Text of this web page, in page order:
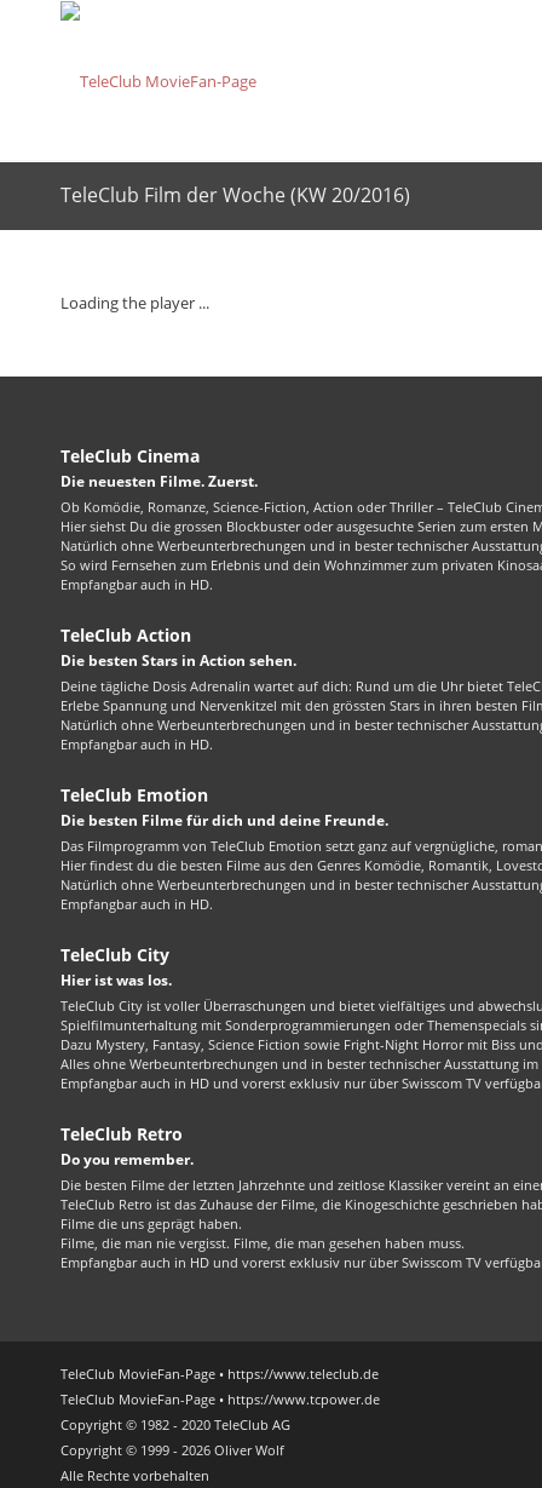
TeleClub Film der Woche (KW 20/2016)
Loading the player ...
TeleClub Cinema
Die neuesten Filme. Zuerst.
Ob Komödie, Romanze, Science-Fiction, Action oder Thriller – TeleClub
Hier siehst Du die grossen Blockbuster oder ausgesuchte Serien zum ersten
Natürlich ohne Werbeunterbrechungen und in bester technischer
So wird Fernsehen zum Erlebnis und dein Wohnzimmer zum privaten
Empfangbar auch in HD.
TeleClub Action
Die besten Stars in Action sehen.
Deine tägliche Dosis Adrenalin wartet auf dich: Rund um die Uhr bietet
Erlebe Spannung und Nervenkitzel mit den grössten Stars in ihren besten
Natürlich ohne Werbeunterbrechungen und in bester technischer
Empfangbar auch in HD.
TeleClub Emotion
Die besten Filme für dich und deine Freunde.
Das Filmprogramm von TeleClub Emotion setzt ganz auf vergnügliche,
Hier findest du die besten Filme aus den Genres Komödie, Romantik,
Natürlich ohne Werbeunterbrechungen und in bester technischer
Empfangbar auch in HD.
TeleClub City
Hier ist was los.
TeleClub City ist voller Überraschungen und bietet vielfältiges und
Spielfilmunterhaltung mit Sonderprogrammierungen oder Themenspecials
Dazu Mystery, Fantasy, Science Fiction sowie Fright-Night Horror mit Biss
Alles ohne Werbeunterbrechungen und in bester technischer Ausstattung
Empfangbar auch in HD und vorerst exklusiv nur über Swisscom TV
TeleClub Retro
Do you remember.
Die besten Filme der letzten Jahrzehnte und zeitlose Klassiker vereint an
TeleClub Retro ist das Zuhause der Filme, die Kinogeschichte geschrieben
Filme die uns geprägt haben.
Filme, die man nie vergisst. Filme, die man gesehen haben muss.
Empfangbar auch in HD und vorerst exklusiv nur über Swisscom TV
TeleClub MovieFan-Page • https://www.teleclub.de
TeleClub MovieFan-Page • https://www.tcpower.de
Copyright © 1982 - 2020 TeleClub AG
Copyright © 1999 - 2026 Oliver Wolf
Alle Rechte vorbehalten